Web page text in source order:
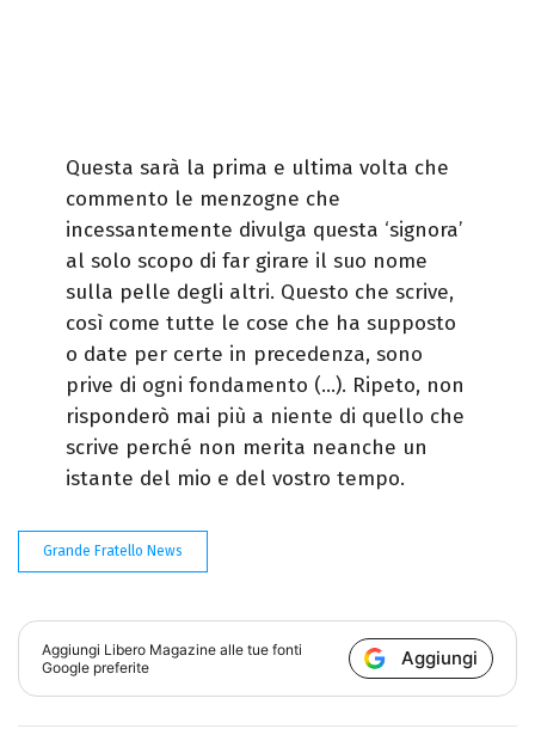
Questa sarà la prima e ultima volta che
commento le menzogne che
incessantemente divulga questa ‘signora’
al solo scopo di far girare il suo nome
sulla pelle degli altri. Questo che scrive,
così come tutte le cose che ha supposto
o date per certe in precedenza, sono
prive di ogni fondamento (…). Ripeto, non
risponderò mai più a niente di quello che
scrive perché non merita neanche un
istante del mio e del vostro tempo.
Grande Fratello News
Aggiungi Libero Magazine alle tue fonti
Google preferite
Aggiungi